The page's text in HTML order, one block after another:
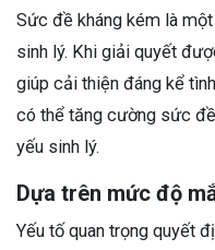
Sức đề kháng kém là
sinh lý. Khi giải quyết
giúp cải thiện đáng kể
có thể tăng cường sức
yếu sinh lý.
Dựa trên mức độ
Yếu tố quan trọng quyết